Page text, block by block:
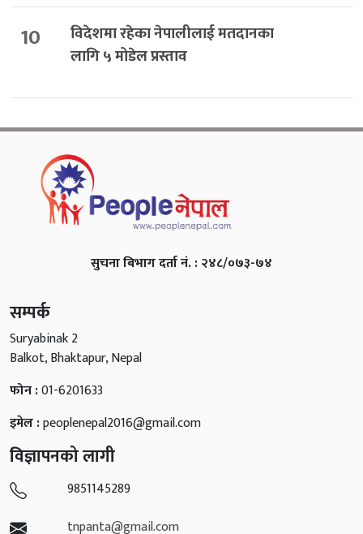
10
विदेशमा रहेका नेपालीलाई मतदानका
लागि ५ मोडेल प्रस्ताव
सुचना बिभाग दर्ता नं. : २४८/०७३-७४
सम्पर्क
Suryabinak 2
Balkot, Bhaktapur, Nepal
फोन :01-6201633
इमेल :peoplenepal2016@gmail.com
विज्ञापनको लागी
9851145289
tnpanta@gmail.com